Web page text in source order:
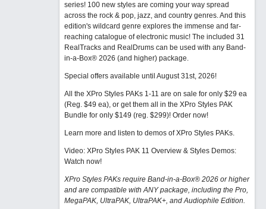
series! 100 new styles are coming your way spread
across the rock & pop, jazz, and country genres. And this
edition's wildcard genre explores the immense and far-
reaching catalogue of electronic music! The included 31
RealTracks and RealDrums can be used with any Band-
in-a-Box® 2026 (and higher) package.
Special offers available until August 31st, 2026!
All the XPro Styles PAKs 1-11 are on sale for only $29 ea
(Reg. $49 ea), or get them all in the XPro Styles PAK
Bundle for only $149 (reg. $299)! Order now!
Learn more and listen to demos of XPro Styles PAKs.
Video: XPro Styles PAK 11 Overview & Styles Demos:
Watch now!
XPro Styles PAKs require Band-in-a-Box® 2026 or higher
and are compatible with ANY package, including the Pro,
MegaPAK, UltraPAK, UltraPAK+, and Audiophile Edition.